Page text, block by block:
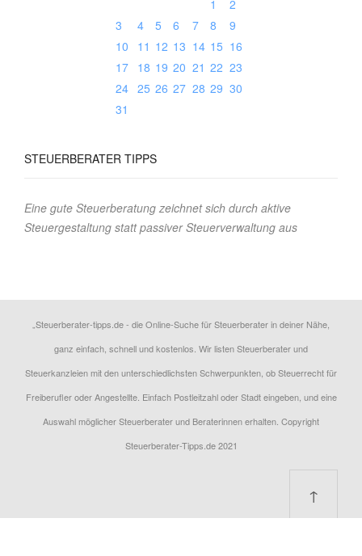
1
2
3
4 5 6 7 8
9
10
11 12 13 14 15 16
17
18 19 20 21 22 23
24 25 26 27 28 29 30
31
STEUERBERATER TIPPS
Eine gute Steuerberatung zeichnet sich durch aktive
Steuergestaltung statt passiver Steuerverwaltung aus
„Steuerberater-tipps.de - die Online-Suche für Steuerberater in deiner Nähe,
ganz einfach, schnell und kostenlos. Wir listen Steuerberater und
Steuerkanzleien mit den unterschiedlichsten Schwerpunkten, ob Steuerrecht für
Freiberufler oder Angestellte. Einfach Postleitzahl oder Stadt eingeben, und eine
Auswahl möglicher Steuerberater und Beraterinnen erhalten. Copyright
Steuerberater-Tipps.de 2021
↑